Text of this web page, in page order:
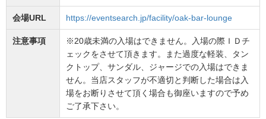
会場URL https://eventsearch.jp/facility/oak-bar-lounge
注意事項
※20歳未満の入場はできません。入場の際ＩＤチ
ェックをさせて頂きます。また過度な軽装、タン
クトップ、サンダル、ジャージでの入場はできま
せん。当店スタッフが不適切と判断した場合は入
場をお断りさせて頂く場合も御座いますので予め
ご了承下さい。